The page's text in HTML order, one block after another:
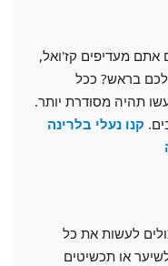
מעדיפים קז'ואל,
לכם בראש? ככל
תהיה מסודרת יותר.
קנו נעלי בלרינה
לעשות את כל
או תכשיטים